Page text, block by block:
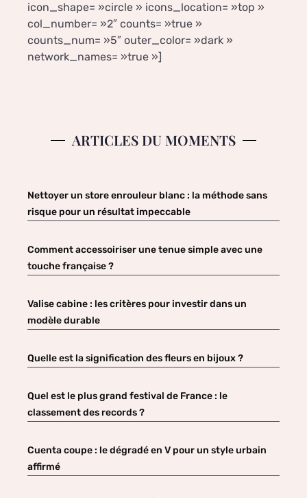
icon_shape= »circle » icons_location= »top »
col_number= »2″ counts= »true »
counts_num= »5″ outer_color= »dark »
network_names= »true »]
ARTICLES DU MOMENTS
Nettoyer un store enrouleur blanc : la méthode sans
risque pour un résultat impeccable
Comment accessoiriser une tenue simple avec une
touche française ?
Valise cabine : les critères pour investir dans un
modèle durable
Quelle est la signification des fleurs en bijoux ?
Quel est le plus grand festival de France : le
classement des records ?
Cuenta coupe : le dégradé en V pour un style urbain
affirmé